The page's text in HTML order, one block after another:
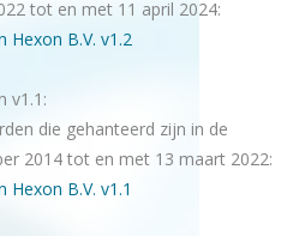
tot en met 11 april 2024:
Hexon B.V. v1.2
v1.1:
die gehanteerd zijn in de
2014 tot en met 13 maart 2022:
B.V. v1.1